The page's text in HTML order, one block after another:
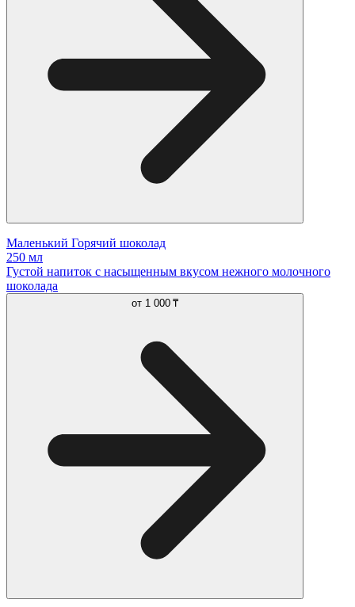
Маленький Горячий шоколад
250 мл
Густой напиток с насыщенным вкусом нежного молочного
шоколада
от 1 000 ₸